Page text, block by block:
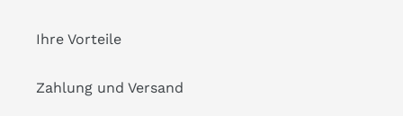
Ihre Vorteile
Zahlung und Versand